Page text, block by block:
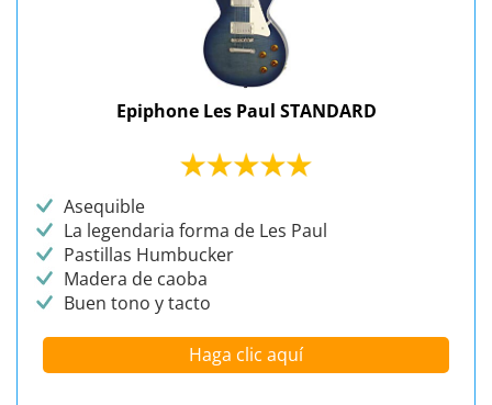
Epiphone Les Paul STANDARD
Asequible
La legendaria forma de Les Paul
Pastillas Humbucker
Madera de caoba
Buen tono y tacto
Haga clic aquí